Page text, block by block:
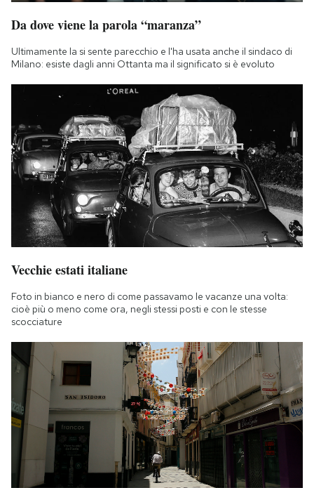
Da dove viene la parola “maranza”
Ultimamente la si sente parecchio e l'ha usata anche il sindaco di
Milano: esiste dagli anni Ottanta ma il significato si è evoluto
Vecchie estati italiane
Foto in bianco e nero di come passavamo le vacanze una volta:
cioè più o meno come ora, negli stessi posti e con le stesse
scocciature